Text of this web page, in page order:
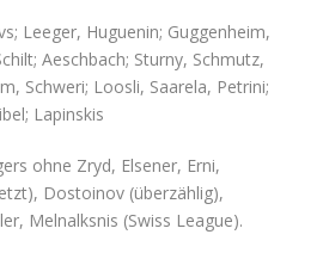
Leeger, Huguenin; Guggenheim,
Aeschbach; Sturny, Schmutz,
Schweri; Loosli, Saarela, Petrini;
Lapinskis
ohne Zryd, Elsener, Erni,
Dostoinov (überzählig),
Melnalksnis (Swiss League).